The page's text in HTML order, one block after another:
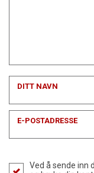
DITT NAVN
E-POSTADRESSE
Ved å sende inn